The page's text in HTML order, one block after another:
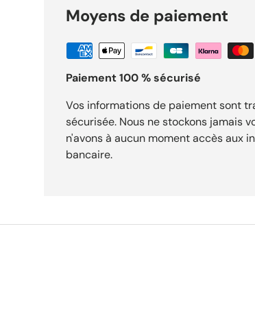
vitesses précis et réguliers grâce à une construction
grande chape longue SGS lui permet d'absorber
solide sur tous les cadres compatibles. Vendu neuf en boîte d'origine, jamais monté. ►
4710944242935 Nombre de vitesses 2/3x9 vitesses Longueur de chape Longue – SGS
Compatibilité Shimano 9 vitesses Poids 342 g Usage VTT / Trekking / Cross-country État
Neuf en boîte d'origine Prix conseillé 87,00 € ► POURQUOI CHOISIR CE PRODUIT QUALITÉ
son emballage d'origine. EXPÉDITION RAPIDE Commande préparée et expédiée sous 24h.
Suivi de livraison inclus dès la validation de votre commande. RETOURS
Moyens de paiement
Paiement 100 % sécurisé
Vos informations de paiement sont
sécurisée. Nous ne stockons jamais
n'avons à aucun moment accès aux
bancaire.